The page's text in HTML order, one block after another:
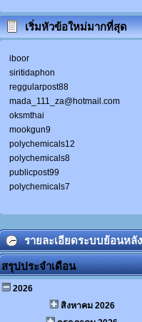
เริ่มหัวข้อใหม่มากที่สุด
iboor
siritidaphon
reggularpost88
mada_111_za@hotmail.com
oksmthai
mookgun9
polychemicals12
polychemicals8
publicpost99
polychemicals7
รายละเอียดระบบย้อนหลัง
สรุปประจำเดือน
2026
สิงหาคม 2026